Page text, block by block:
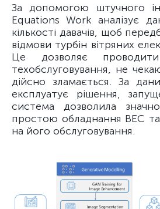
За допомогою штучного
Equations Work аналізує
кількості давачів, щоб
відмови турбін вітряних
Це дозволяє проводити
техобслуговування, не
дійсно зламається. За
експлуатує рішення,
система дозволила
простою обладнання ВЕС
на його обслуговування.